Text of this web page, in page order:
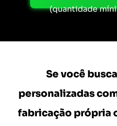
(quantidade
Se você
personalizadas
fabricação própria